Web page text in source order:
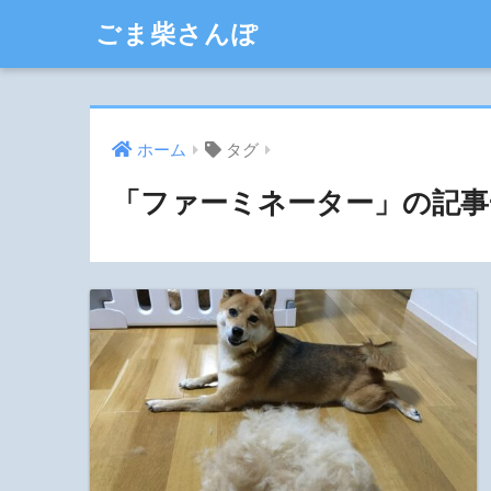
ごま柴さんぽ
ホーム タグ
「ファーミネーター」の記